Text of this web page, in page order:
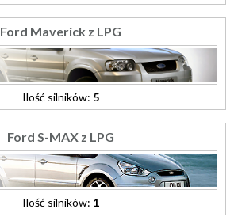
Ford Maverick z LPG
Ilość silników: 5
Ford S-MAX z LPG
Ilość silników: 1